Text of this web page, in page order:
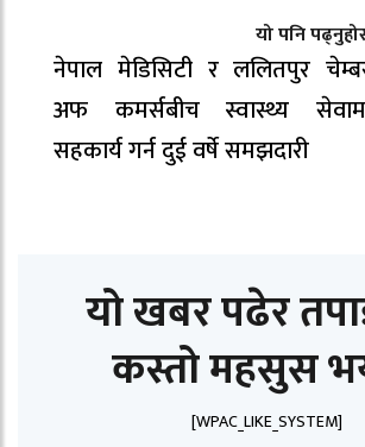
यो पनि
नेपाल मेडिसिटी र ललितपुर
अफ कमर्सबीच स्वास्थ्य
सहकार्य गर्न दुई वर्षे समझदारी
यो खबर पढेर
कस्तो महसुस
[WPAC_LIKE_SYSTEM]